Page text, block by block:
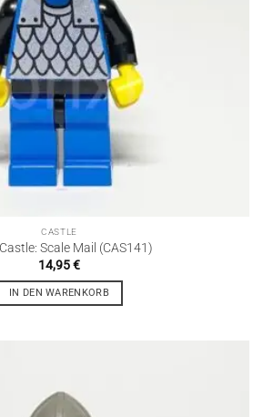
CASTLE
Scale Mail (CAS141)
14,95€
IN DEN WARENKORB